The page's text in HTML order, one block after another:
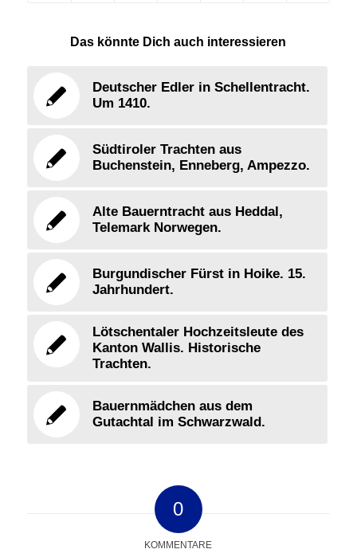
Das könnte Dich auch interessieren
Deutscher Edler in Schellentracht.
Um 1410.
Südtiroler Trachten aus
Buchenstein, Enneberg, Ampezzo.
Alte Bauerntracht aus Heddal,
Telemark Norwegen.
Burgundischer Fürst in Hoike. 15.
Jahrhundert.
Lötschentaler Hochzeitsleute des
Kanton Wallis. Historische
Trachten.
Bauernmädchen aus dem
Gutachtal im Schwarzwald.
0
KOMMENTARE